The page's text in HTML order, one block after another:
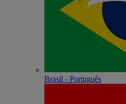
Brasil - Português